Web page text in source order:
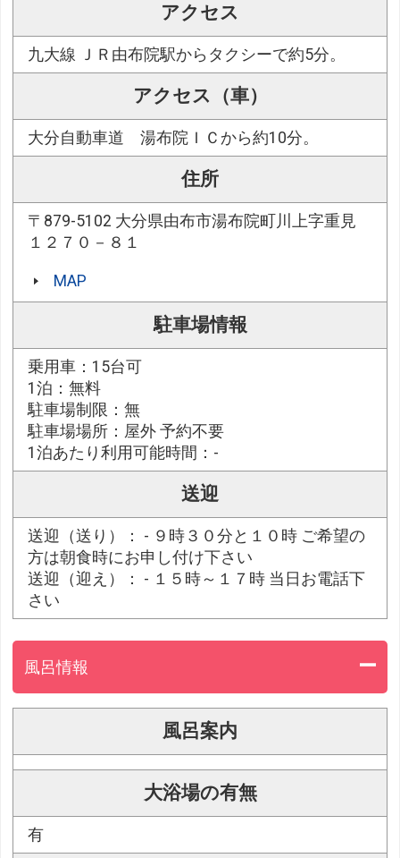
アクセス
九大線 ＪＲ由布院駅からタクシーで約5分。
アクセス（車）
大分自動車道 湯布院ＩＣから約10分。
住所
〒879-5102 大分県由布市湯布院町川上字重見
１２７０－８１
MAP
駐車場情報
乗用車：15台可
1泊：無料
駐車場制限：無
駐車場場所：屋外 予約不要
1泊あたり利用可能時間：-
送迎
送迎（送り）： - ９時３０分と１０時 ご希望の
方は朝食時にお申し付け下さい
送迎（迎え）： - １５時～１７時 当日お電話下
さい
風呂情報
風呂案内
大浴場の有無
有